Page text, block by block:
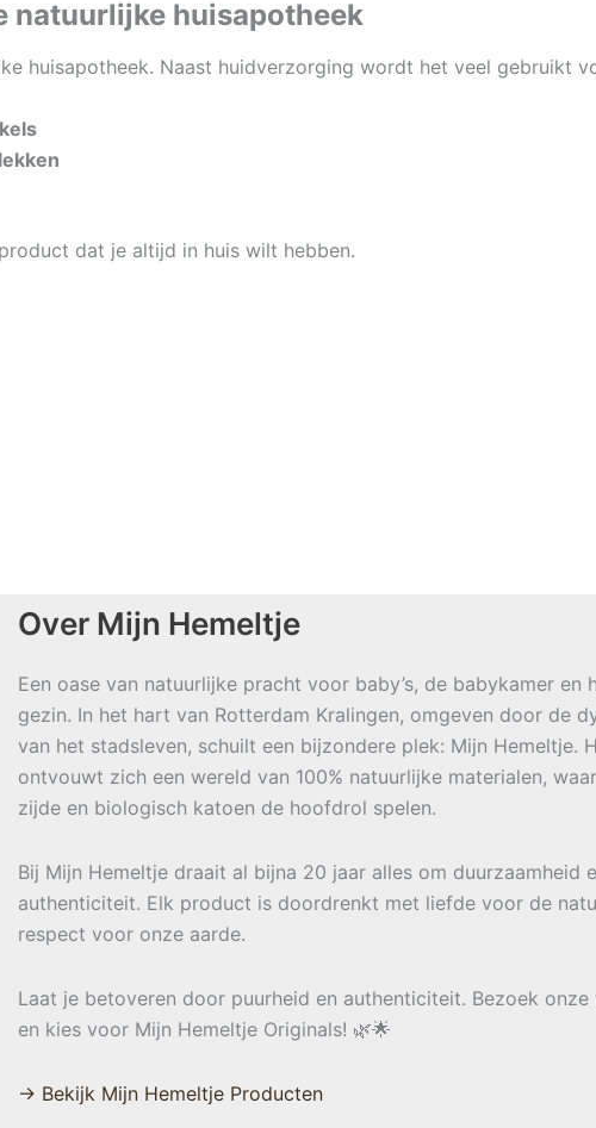
natuurlijke huisapotheek
huisapotheek. Naast huidverzorging wordt het veel gebruikt
dat je altijd in huis wilt hebben.
Over Mijn Hemeltje
Een oase van natuurlijke pracht voor baby’s, de babykamer en
gezin. In het hart van Rotterdam Kralingen, omgeven door de
van het stadsleven, schuilt een bijzondere plek: Mijn Hemeltje.
ontvouwt zich een wereld van 100% natuurlijke materialen,
zijde en biologisch katoen de hoofdrol spelen.
Bij Mijn Hemeltje draait al bijna 20 jaar alles om duurzaamheid
authenticiteit. Elk product is doordrenkt met liefde voor de
respect voor onze aarde.
Laat je betoveren door puurheid en authenticiteit. Bezoek onze
en kies voor Mijn Hemeltje Originals! 🌿🌟
→ Bekijk Mijn Hemeltje Producten